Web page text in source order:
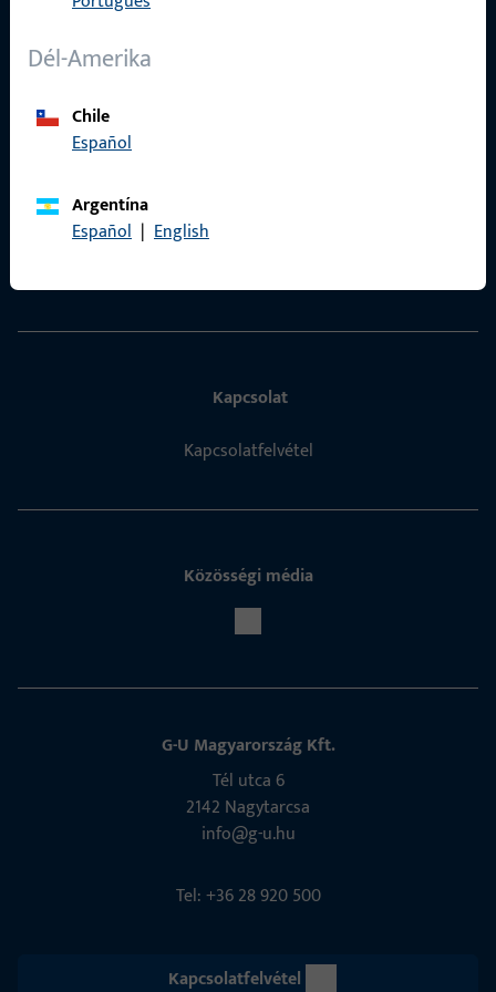
Dél-Amerika
Chile
Español
Argentína
Español | EnglishGyors elérés
Kapcsolat
Kapcsolatfelvétel
Közösségi média
G-U Magyarország Kft.
Tél utca 6
2142 Nagytarcsa
info@g-u.hu
Tel: +36 28 920 500
Kapcsolatfelvétel